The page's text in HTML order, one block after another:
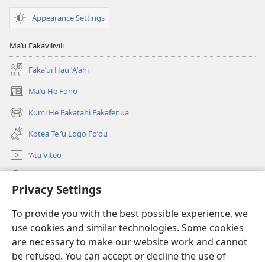
Privacy Settings
To provide you with the best possible experience, we
use cookies and similar technologies. Some cookies
are necessary to make our website work and cannot
be refused. You can accept or decline the use of
Appearance Settings
Maʼu Fakavilivili
Fakaʼui Hau ʼAʼahi
Maʼu He Fono
(opens
new
window)
Kumi He Fakatahi Fakafenua
(opens
new
window)
Kotea Te ʼu Logo Foʼou
ʼAta Viteo
(opens
window)Tanakiʼaga Tohi ʼi Te Neti
(opens
new